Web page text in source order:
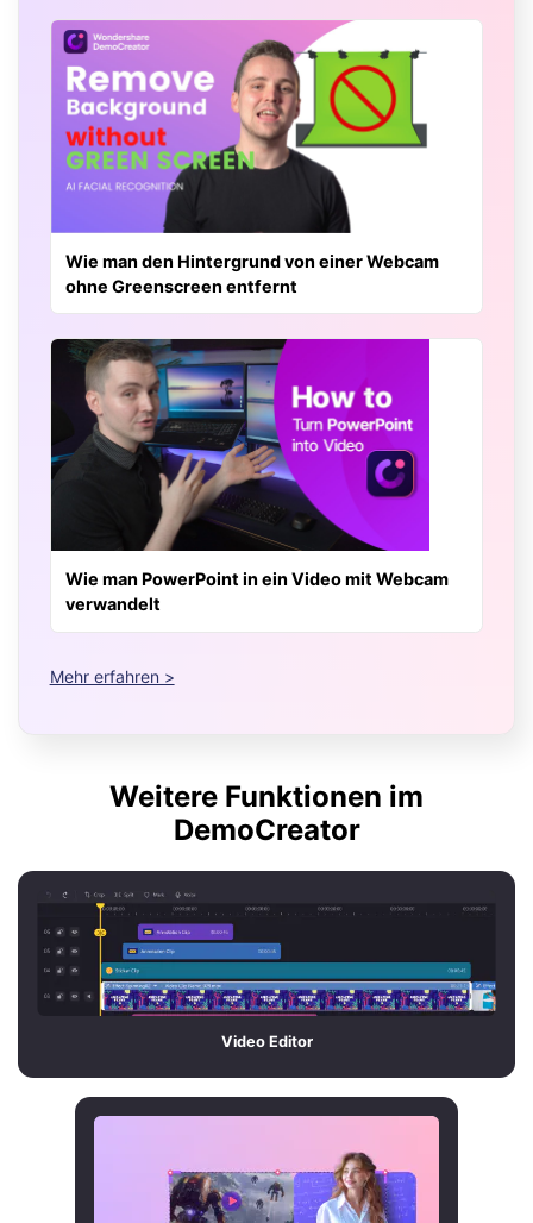
Wie man den Hintergrund von einer Webcam
ohne Greenscreen entfernt
Wie man PowerPoint in ein Video mit Webcam
verwandelt
Mehr erfahren >
Weitere Funktionen im
DemoCreator
Video Editor